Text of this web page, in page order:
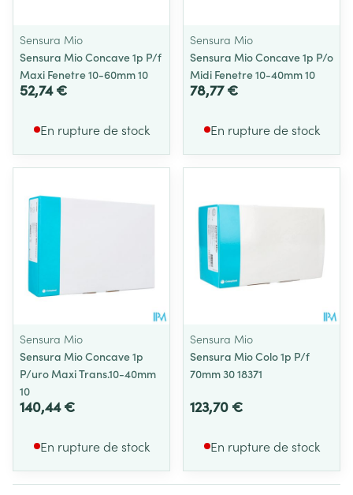
Sensura Mio
Sensura Mio Concave 1p P/f
Maxi Fenetre 10-60mm 10
52,74 €
En rupture de stock
Sensura Mio
Sensura Mio Concave 1p P/o
Midi Fenetre 10-40mm 10
78,77 €
En rupture de stock
Sensura Mio
Sensura Mio Concave 1p
P/uro Maxi Trans.10-40mm
10
140,44 €
En rupture de stock
Sensura Mio
Sensura Mio Colo 1p P/f
70mm 30 18371
123,70 €
En rupture de stock